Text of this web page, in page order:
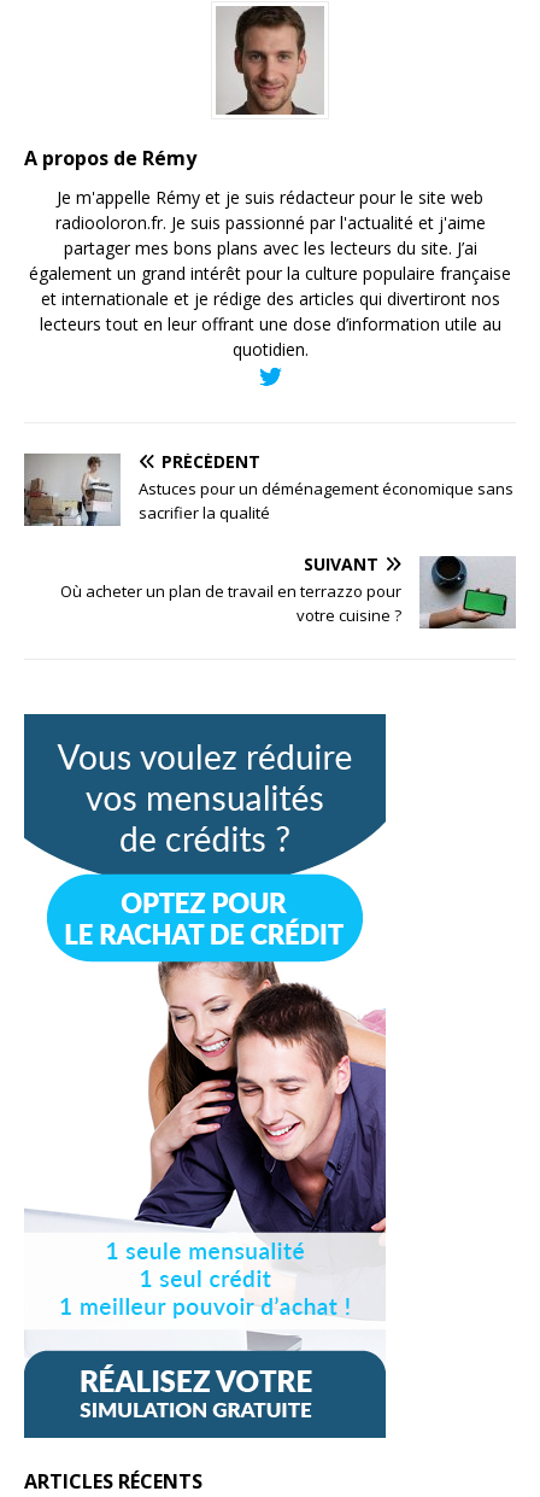
A propos de Rémy
Je m'appelle Rémy et je suis rédacteur pour le site web
radiooloron.fr. Je suis passionné par l'actualité et j'aime
partager mes bons plans avec les lecteurs du site. J’ai
également un grand intérêt pour la culture populaire française
et internationale et je rédige des articles qui divertiront nos
lecteurs tout en leur offrant une dose d’information utile au
quotidien.
PRÉCÉDENT
Astuces pour un déménagement économique sans
sacrifier la qualité
SUIVANT
Où acheter un plan de travail en terrazzo pour
votre cuisine ?
ARTICLES RÉCENTS